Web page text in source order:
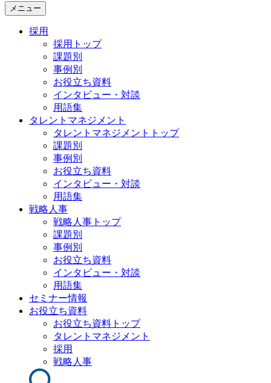
メニュー
採用
採用トップ
課題別
事例別
お役立ち資料
インタビュー・対談
用語集
タレントマネジメント
タレントマネジメントトップ
課題別
事例別
お役立ち資料
インタビュー・対談
用語集
戦略人事
戦略人事トップ
課題別
事例別
お役立ち資料
インタビュー・対談
用語集
セミナー情報
お役立ち資料
お役立ち資料トップ
タレントマネジメント
採用
戦略人事